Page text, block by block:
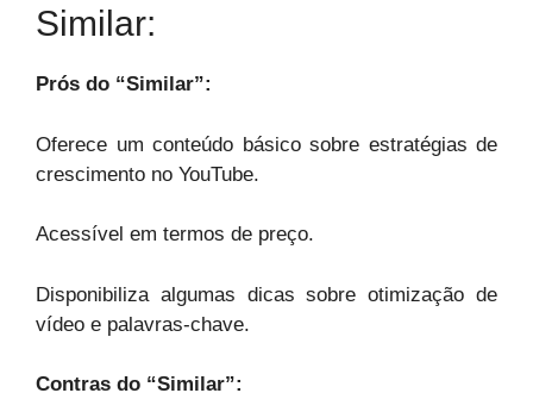
Similar:
Prós do “Similar”:
Oferece um conteúdo básico sobre estratégias de
crescimento no YouTube.
Acessível em termos de preço.
Disponibiliza algumas dicas sobre otimização de
vídeo e palavras-chave.
Contras do “Similar”: